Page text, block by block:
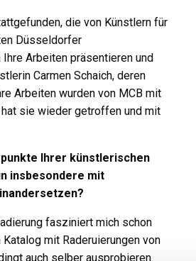
die von Künstlern für
Düsseldorfer
Arbeiten präsentieren und
Carmen Schaich, deren
Arbeiten wurden von MCB mit
sie wieder getroffen und mit
Ihrer künstlerischen
insbesondere mit
fasziniert mich schon
mit Raderuierungen von
auch selber ausprobieren.